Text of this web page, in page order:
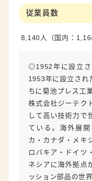
従業員数
8,140人（国内：
◎1952年に設立さ
1953年に設立され
ちに菊池プレス工
株式会社ジーテク
して高い技術力で
ている。海外展
カ・カナダ・メキ
ロバキア・ドイツ
ネシアに海外拠点
ッション部品の世